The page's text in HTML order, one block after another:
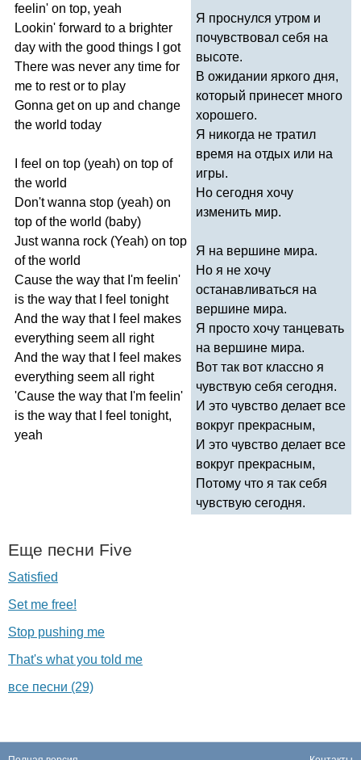
feelin' on top, yeah
Lookin' forward to a brighter
day with the good things
got
There was never any time for
me to rest or to play
Gonna get on up and change
the world today
feel on top (yeah) on top of
the world
Don't wanna stop (yeah) on
top of the world (baby)
Just wanna rock (Yeah) on top
of the world
Cause the way that I'm feelin'
is the way that feel tonight
And the way that feel makes
everything seem all
right
And the way that feel makes
everything seem all
right
'Cause the way that I'm feelin'
is the way that feel tonight,
yeah
Я проснулся утром и
почувствовал себя на
высоте.
В ожидании яркого дня,
который принесет много
хорошего.
Я никогда не тратил
время на отдых или на
игры.
Но сегодня хочу
изменить мир.
Я на вершине мира.
Но я не хочу
останавливаться на
вершине мира.
Я просто хочу танцевать
на вершине мира.
Вот так вот классно я
чувствую себя сегодня.
И это чувство делает все
вокруг прекрасным,
И это чувство делает все
вокруг прекрасным,
Потому что я так себя
чувствую сегодня.
Еще песни Five
Satisfied
Set me free!
Stop pushing me
That's what you told me
все песни (29)